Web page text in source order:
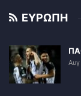
ΕΥΡΩΠΗ